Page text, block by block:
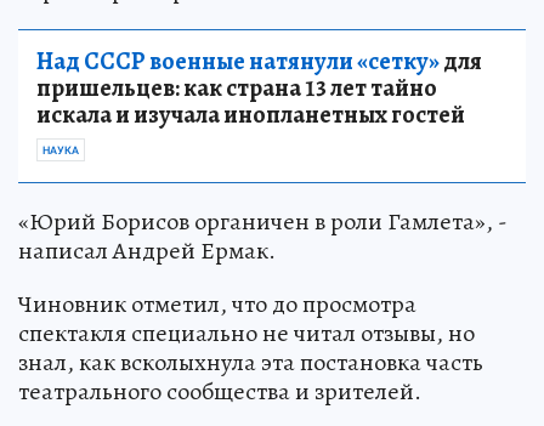
Над СССР военные натянули «сетку»для
пришельцев: как страна 13 лет тайно
искала и изучала инопланетных гостей
НАУКА
«Юрий Борисов органичен в роли Гамлета», -
написал Андрей Ермак.
Чиновник отметил, что до просмотра
спектакля специально не читал отзывы, но
знал, как всколыхнула эта постановка часть
театрального сообщества и зрителей.